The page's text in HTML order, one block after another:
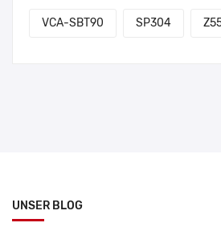
VCA-SBT90 SP304
UNSER BLOG